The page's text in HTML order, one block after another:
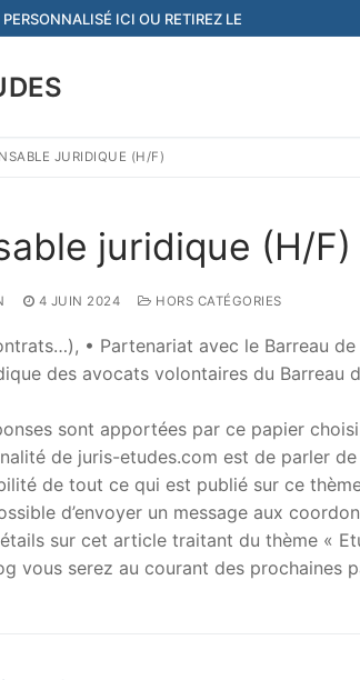
ICI OU RETIREZ LE
JURIDIQUE (H/F)
juridique (H/F)
4 JUIN 2024 HORS CATÉGORIES
• Partenariat avec le Barreau
des avocats volontaires du Barreau
sont apportées par ce papier
de juris-etudes.com est de parler
de tout ce qui est publié sur ce
d’envoyer un message aux
sur cet article traitant du thème «
vous serez au courant des prochaines